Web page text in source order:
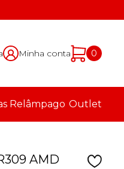
Minha conta 0
Relâmpago Outlet
AMD